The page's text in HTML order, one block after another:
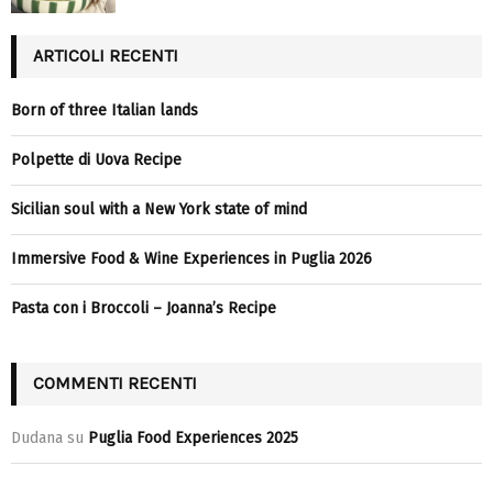
ARTICOLI RECENTI
Born of three Italian lands
Polpette di Uova Recipe
Sicilian soul with a New York state of mind
Immersive Food & Wine Experiences in Puglia 2026
Pasta con i Broccoli – Joanna’s Recipe
COMMENTI RECENTI
Dudana su Puglia Food Experiences 2025